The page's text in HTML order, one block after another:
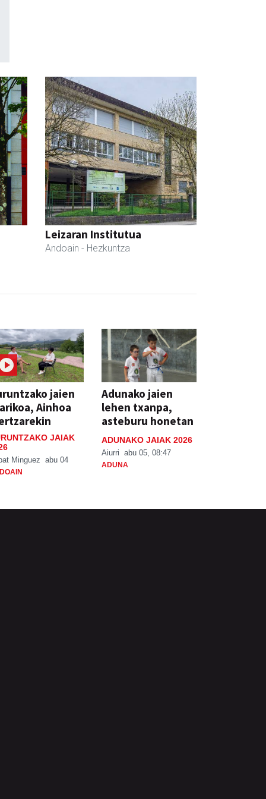
Leizaran Institutua
Andoain - Hezkuntza
jaien
Ainhoa
JAIAK
Minguez abu 04
Adunako jaien
lehen txanpa,
asteburu honetan
ADUNAKO JAIAK 2026
Aiurri abu 05, 08:47
ADUNA